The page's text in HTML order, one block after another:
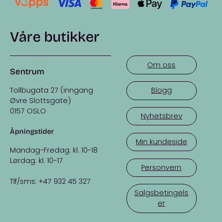
Våre butikker
Sentrum
Tollbugata 27 (inngang
Øvre Slottsgate)
0157 OSLO
Åpningstider
Mandag-Fredag: kl. 10-18
Lørdag: kl. 10-17
Tlf/sms: +47 932 45 327
Om oss
Blogg
Nyhetsbrev
Min kundeside
Personvern
Salgsbetingels
er